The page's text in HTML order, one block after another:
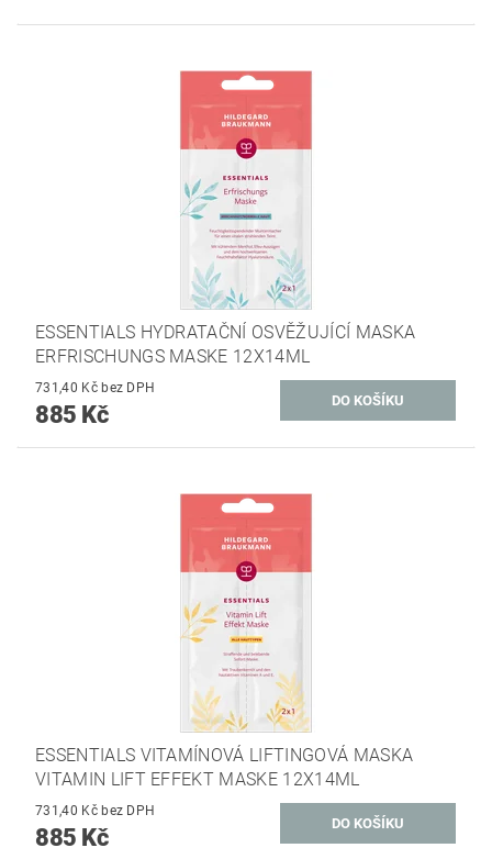
ESSENTIALS HYDRATAČNÍ OSVĚŽUJÍCÍ MASKA
ERFRISCHUNGS MASKE 12X14ML
731,40 Kč bez DPH
885 Kč
ESSENTIALS VITAMÍNOVÁ LIFTINGOVÁ MASKA
VITAMIN LIFT EFFEKT MASKE 12X14ML
731,40 Kč bez DPH
885 Kč